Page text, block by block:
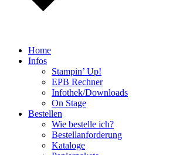
Home
Infos
Stampin’ Up!
EPB Rechner
Infothek/Downloads
On Stage
Bestellen
Wie bestelle ich?
Bestellanforderung
Kataloge